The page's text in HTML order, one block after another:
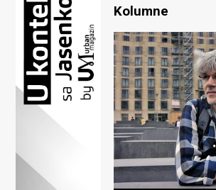
Muzika
Film
Intervju
Kolumne
Lifestyle
Kolumne